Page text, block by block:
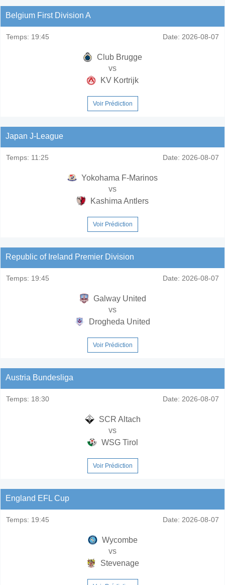
Belgium First Division A
Temps: 19:45 Date: 2026-08-07
Club Brugge
vs
KV Kortrijk
Voir Prédiction
Japan J-League
Temps: 11:25 Date: 2026-08-07
Yokohama F-Marinos
vs
Kashima Antlers
Voir Prédiction
Republic of Ireland Premier Division
Temps: 19:45 Date: 2026-08-07
Galway United
vs
Drogheda United
Voir Prédiction
Austria Bundesliga
Temps: 18:30 Date: 2026-08-07
SCR Altach
vs
WSG Tirol
Voir Prédiction
England EFL Cup
Temps: 19:45 Date: 2026-08-07
Wycombe
vs
Stevenage